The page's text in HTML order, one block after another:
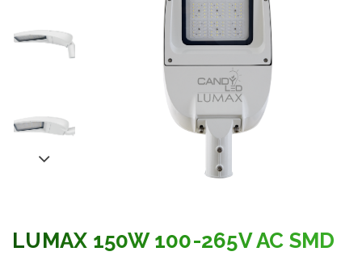
LUMAX 150W 100-265V AC SMD